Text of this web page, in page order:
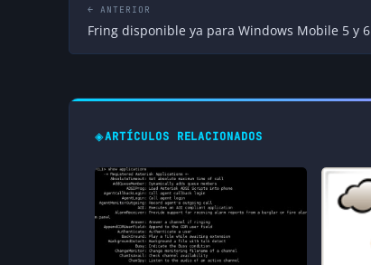
← ANTERIOR
Fring disponible ya para Windows Mobile 5 y 6
◈ARTÍCULOS RELACIONADOS